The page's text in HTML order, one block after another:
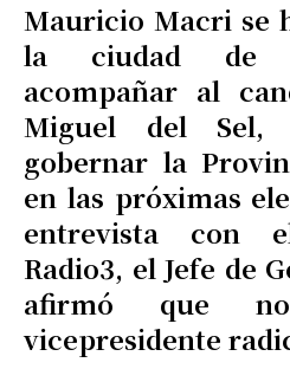
Mauricio Macri se
la ciudad de
acompañar al
Miguel del Sel,
gobernar la
en las próximas
entrevista con
Radio3, el Jefe de
afirmó que
vicepresidente